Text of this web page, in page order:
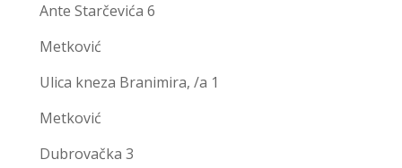
Ante Starčevića 6
Metković
Ulica kneza Branimira, /a 1
Metković
Dubrovačka 3